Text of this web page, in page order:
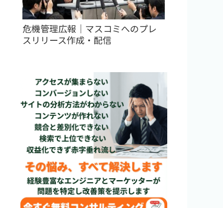
危機管理広報｜マスコミへのプレ
スリリース作成・配信